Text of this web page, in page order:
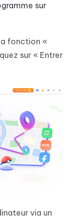
sur
fonction «
sur « Entrer
via un